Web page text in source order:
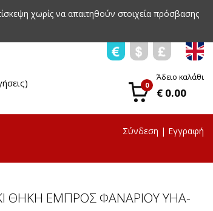
χωρίς να απαιτηθούν στοιχεία πρόσβασης
0
Άδειο καλάθι
€ 0.00
Σύνδεση | Εγγραφή
ΘΗΚΗ ΕΜΠΡΟΣ ΦΑΝΑΡΙΟΥ YHA-